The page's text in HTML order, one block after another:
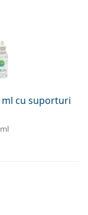
ml cu suporturi